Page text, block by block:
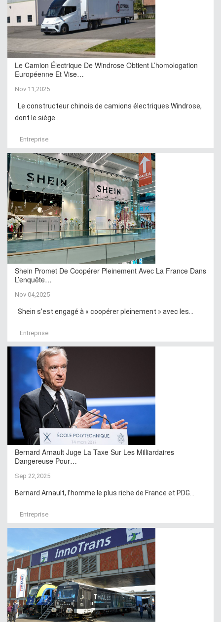
Le Camion Électrique De Windrose Obtient L’homologation
Européenne Et Vise…
Nov 11,2025
Le constructeur chinois de camions électriques Windrose,
dont le siège...
Entreprise
Shein Promet De Coopérer Pleinement Avec La France Dans
L’enquête…
Nov 04,2025
Shein s’est engagé à « coopérer pleinement » avec les...
Entreprise
Bernard Arnault Juge La Taxe Sur Les Milliardaires
Dangereuse Pour…
Sep 22,2025
Bernard Arnault, l’homme le plus riche de France et PDG...
Entreprise